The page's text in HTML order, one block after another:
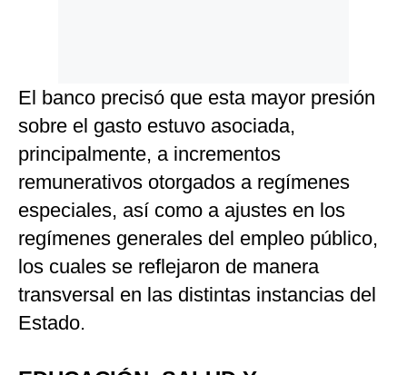
El banco precisó que esta mayor presión
sobre el gasto estuvo asociada,
principalmente, a incrementos
remunerativos otorgados a regímenes
especiales, así como a ajustes en los
regímenes generales del empleo público,
los cuales se reflejaron de manera
transversal en las distintas instancias del
Estado.